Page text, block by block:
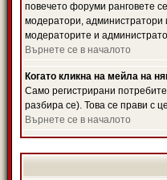
повечето форуми ранговете
модератори, администратори
модераторите и
Върнете се в началото
Когато кликна на мейла на
Само регистрирани
разбира се). Това се прави с
Върнете се в началото